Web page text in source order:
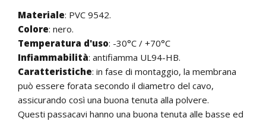
Materiale: PVC 9542.
Colore: nero.
Temperatura d'uso: -30°C / +70°C
Infiammabilità: antifiamma UL94-HB.
Caratteristiche: in fase di montaggio, la membrana
può essere forata secondo il diametro del cavo,
assicurando così una buona tenuta alla polvere.
Questi passacavi hanno una buona tenuta alle basse ed